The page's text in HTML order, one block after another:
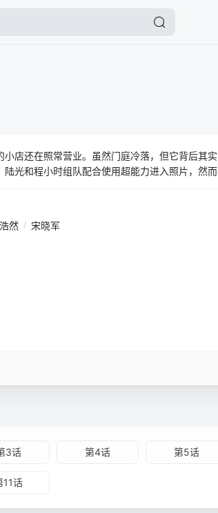
店还在照常营业。虽然门庭冷落，但它背后其
光和程小时组队配合使用超能力进入照片，然
客的委托，陆光和程小时组队配合使用超能力进
然 / 宋晓军
3话 第4话 第5话
11话